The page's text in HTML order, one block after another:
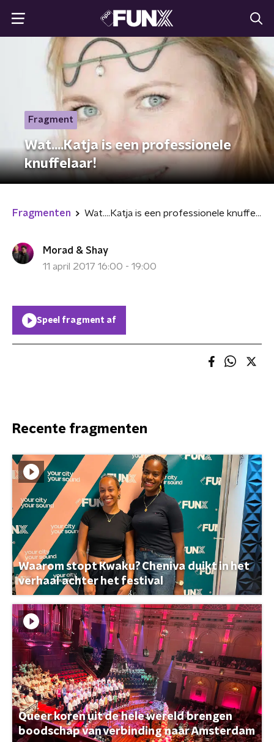
Fragment
Wat....Katja is een professionele
knuffelaar!
Fragmenten Wat....Katja is een professionele knuffelaar!
Morad & Shay
11 april 2017 16:00 - 19:00
Speel fragment af
Recente fragmenten
Waarom stopt Kwaku? Cheniva duikt in het
verhaal achter het festival
Queer koren uit de hele wereld brengen
boodschap van verbinding naar Amsterdam